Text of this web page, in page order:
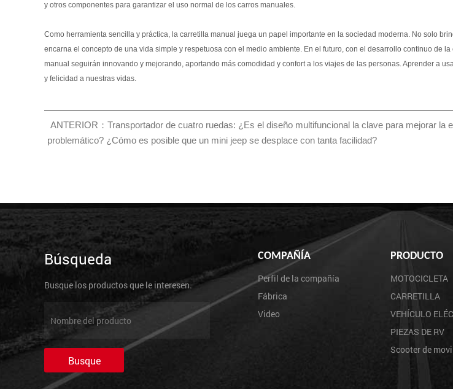
y otros componentes para garantizar el uso normal de los carros manuales.
Como herramienta sencilla y práctica, la carretilla manual juega un papel importante en la sociedad moderna. No solo
encarna el concepto de una vida simple y respetuosa con el medio ambiente. En el futuro, con el desarrollo continuo de
manual seguirán innovando y mejorando, aportando más comodidad y confort a los viajes de las personas. Aprender a
y felicidad a nuestras vidas.
ANTERIOR：Transportador de cuatro ruedas: ¿Es el diseño multifuncional la clave para mejorar la
problemático? ¿Cómo es posible que un mini jeep se desplace con tanta facilidad?
Búsqueda
Busque los productos que le interesen.
COMPAÑÍA
Perfil de la compañía
Fábrica
Video
PRODUCTO
MOTOCICLETA
CARRETILLA
VEHÍCULO
PIEZAS DE RV
Scooter de